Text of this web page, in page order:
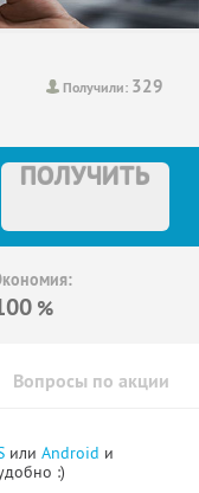
Получили: 329
ПОЛУЧИТЬ
%
Вопросы по акции
или Android и
:)